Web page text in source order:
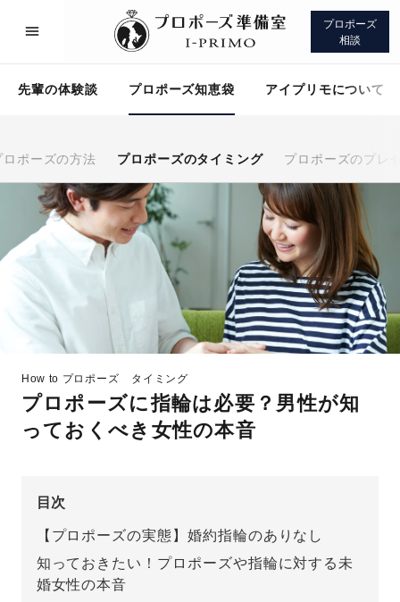
プロポーズ
相談
先輩の体験談 プロポーズ知恵袋 アイプリモについて
ロポーズの方法 プロポーズのタイミング プロポーズのプレ
How to プロポーズ タイミング
プロポーズに指輪は必要？男性が知
っておくべき女性の本音
目次
【プロポーズの実態】婚約指輪のありなし
知っておきたい！プロポーズや指輪に対する未
婚女性の本音
プロポーズサポート 先輩の体験談
プロポーズ知恵袋 アイプリモについて
プロポーズサポート
スペシャルプロポーズイベント
プロポーズアイテム
先輩の体験談
プロポーズ知恵袋
プロポーズ意識調査結果一覧
アイプリモについて